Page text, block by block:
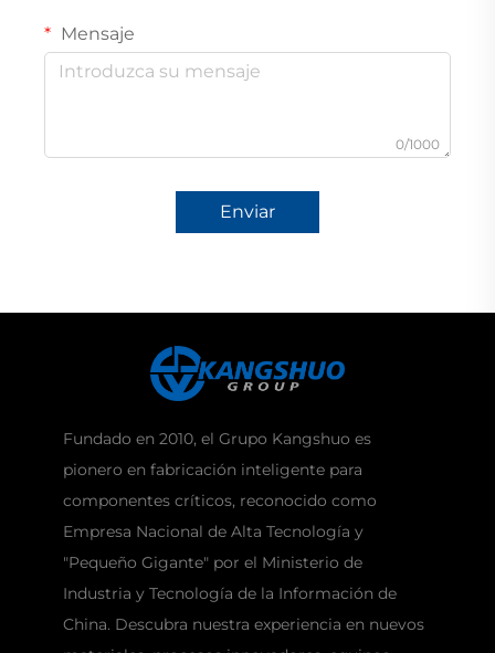
Mensaje
0/1000
Enviar
Fundado en 2010, el Grupo Kangshuo es
pionero en fabricación inteligente para
componentes críticos, reconocido como
Empresa Nacional de Alta Tecnología y
"Pequeño Gigante" por el Ministerio de
Industria y Tecnología de la Información de
China. Descubra nuestra experiencia en nuevos